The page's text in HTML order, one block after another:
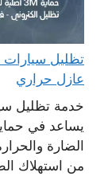
عازل حراري
خدمة تظليل
يساعد في
الضارة
من استهلاك